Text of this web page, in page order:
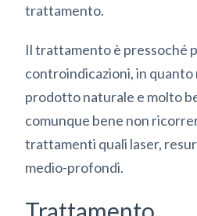
trattamento.
Il trattamento è pressoché
controindicazioni, in quanto
prodotto naturale e molto
comunque bene non
trattamenti quali laser,
medio-profondi.